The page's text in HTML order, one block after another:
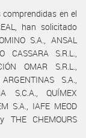
en el
han solicitado
S.A., ANSAL
CASSARA S.R.L.,
OMAR S.R.L.,
S.A.,
S.C.A., QUÍMEX
S.A., IAFE MEOD
THE CHEMOURS